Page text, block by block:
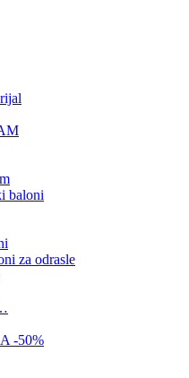
baloni
za odrasle
-50%